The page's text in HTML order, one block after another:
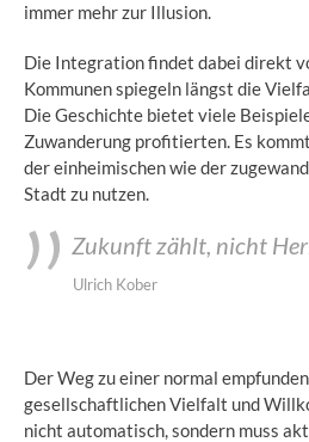
immer mehr zur Illusion.
Die Integration findet dabei direkt
Kommunen spiegeln längst die
Die Geschichte bietet viele
Zuwanderung profitierten. Es
der einheimischen wie der
Stadt zu nutzen.
Zukunft zählt, nicht
Ulrich Kober
Der Weg zu einer normal
gesellschaftlichen Vielfalt und
nicht automatisch, sondern muss